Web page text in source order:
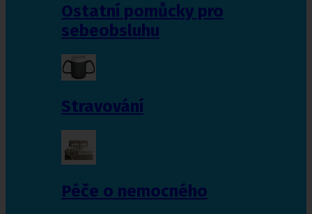
Ostatní pomůcky pro
sebeobsluhu
Stravování
Péče o nemocného